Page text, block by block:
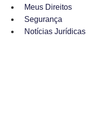
Meus Direitos
Segurança
Notícias Jurídicas